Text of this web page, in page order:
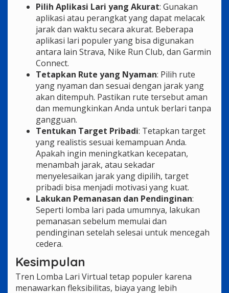
Pilih Aplikasi Lari yang Akurat: Gunakan
aplikasi atau perangkat yang dapat melacak
jarak dan waktu secara akurat. Beberapa
aplikasi lari populer yang bisa digunakan
antara lain Strava, Nike Run Club, dan Garmin
Connect.
Tetapkan Rute yang Nyaman: Pilih rute
yang nyaman dan sesuai dengan jarak yang
akan ditempuh. Pastikan rute tersebut aman
dan memungkinkan Anda untuk berlari tanpa
gangguan.
Tentukan Target Pribadi: Tetapkan target
yang realistis sesuai kemampuan Anda.
Apakah ingin meningkatkan kecepatan,
menambah jarak, atau sekadar
menyelesaikan jarak yang dipilih, target
pribadi bisa menjadi motivasi yang kuat.
Lakukan Pemanasan dan Pendinginan:
Seperti lomba lari pada umumnya, lakukan
pemanasan sebelum memulai dan
pendinginan setelah selesai untuk mencegah
cedera.
Kesimpulan
Tren Lomba Lari Virtual tetap populer karena
menawarkan fleksibilitas, biaya yang lebih